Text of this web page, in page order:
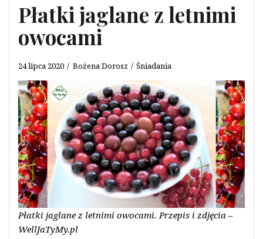
Płatki jaglane z letnimi
owocami
24 lipca 2020 Bożena Dorosz Śniadania
Płatki jaglane z letnimi owocami. Przepis i zdjęcia –
WellJaTyMy.pl